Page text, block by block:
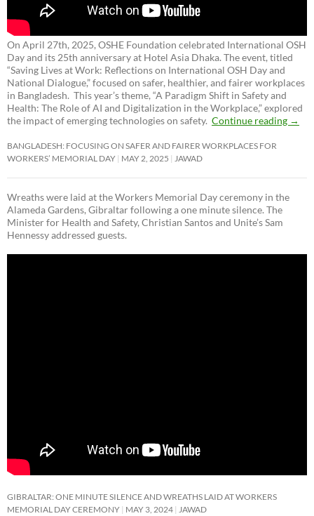
On April 27th, 2025, OSHE Foundation celebrated International OSH
Day and its 25th anniversary at Hotel Asia Dhaka. The event, titled
“Saving Lives at Work: Reflections on International OSH Day and
National Dialogue,”focused on safer, healthier, and fairer workplaces
in Bangladesh. This year’s theme, “A Paradigm Shift in Safety and
Health: The Role of AI and Digitalization in the Workplace,” explored
the impact of emerging technologies on safety. Continue reading →
BANGLADESH: FOCUSING ON SAFER AND FAIRER WORKPLACES FOR
WORKERS’ MEMORIAL DAY MAY 2, 2025 JAWAD
Wreaths were laid at the Workers Memorial Day ceremony in the
Alameda Gardens, Gibraltar following a one minute silence. The
Minister for Health and Safety, Christian Santos and Unite’s Sam
Hennessy addressed guests.
GIBRALTAR: ONE MINUTE SILENCE AND WREATHS LAID AT WORKERS
MEMORIAL DAY CEREMONY MAY 3, 2024 JAWAD